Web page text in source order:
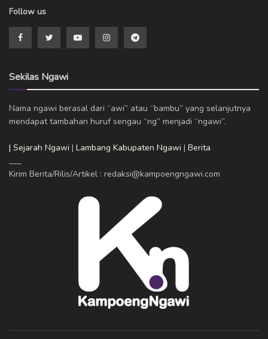
Follow us
Sekilas Ngawi
Nama ngawi berasal dari “awi” atau “bambu” yang selanjutnya
mendapat tambahan huruf sengau “ng” menjadi “ngawi”.
| Sejarah Ngawi | Lambang Kabupaten Ngawi | Berita
Kirim Berita/Rilis/Artikel : redaksi@kampoengngawi.com